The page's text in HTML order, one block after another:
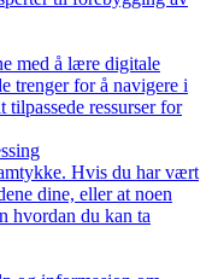
med å lære digitale
trenger for å navigere i
ressurser for
Hvis du har vært
dine, eller at noen
hvordan du kan ta